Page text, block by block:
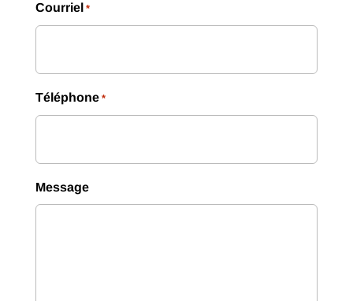
Courriel *
Téléphone *
Message